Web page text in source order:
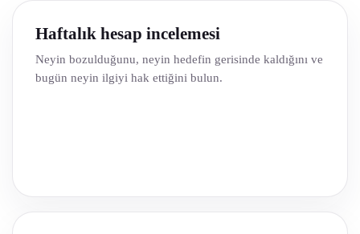
Haftalık hesap incelemesi
Neyin bozulduğunu, neyin hedefin gerisinde kaldığını ve
bugün neyin ilgiyi hak ettiğini bulun.